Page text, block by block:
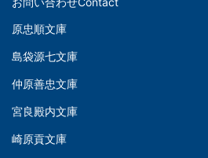
ン
ナ
ビ
ー
シ
ョ
文
(Left)
原忠順文庫
島袋源七文庫
仲原善忠文庫
文
宮良殿内文庫
崎原貢文庫